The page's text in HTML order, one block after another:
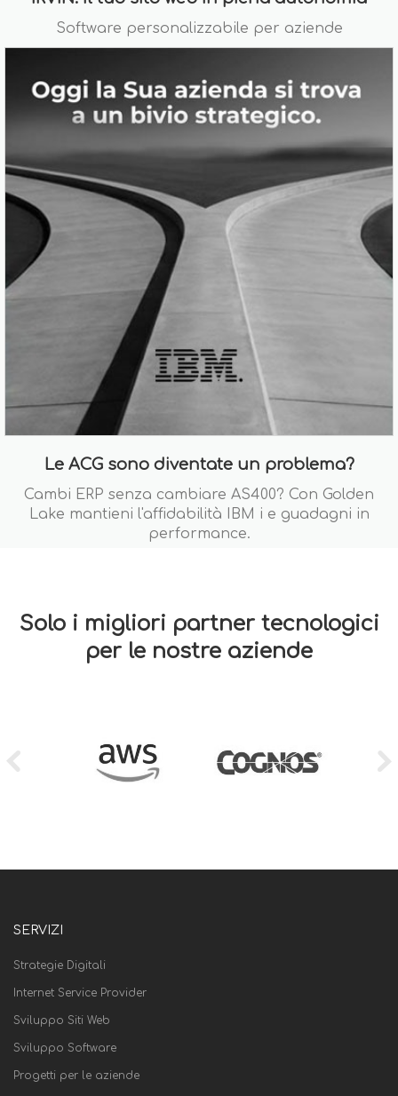
Software personalizzabile per aziende
Le ACG sono diventate un problema?
Cambi ERP senza cambiare AS400? Con Golden
Lake mantieni l'affidabilità IBM i e guadagni in
performance.
Solo i migliori partner tecnologici
per le nostre aziende
SERVIZI
Strategie Digitali
Internet Service Provider
Sviluppo Siti Web
Sviluppo Software
Progetti per le aziende